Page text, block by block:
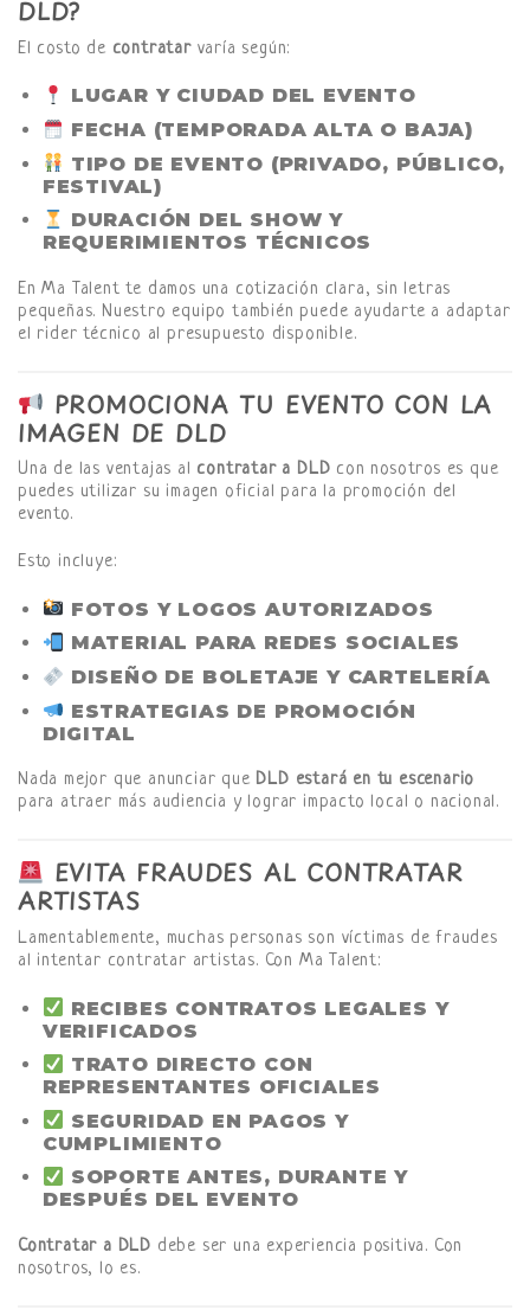
DLD?
El costo de contratarvaría según:
LUGAR Y CIUDAD DEL EVENTO
FECHA (TEMPORADA ALTA O BAJA)
TIPO DE EVENTO (PRIVADO, PÚBLICO,
FESTIVAL)
DURACIÓN DEL SHOW Y
REQUERIMIENTOS TÉCNICOS
En Ma Talent te damos una cotización clara, sin letras
pequeñas. Nuestro equipo también puede ayudarte a adaptar
el rider técnico al presupuesto disponible.
PROMOCIONA TU EVENTO CON LA
IMAGEN DE DLD
Una de las ventajas al contratar a DLD con nosotros es que
puedes utilizar su imagen oficial para la promoción del
evento.
Esto incluye:
FOTOS Y LOGOS AUTORIZADOS
MATERIAL PARA REDES SOCIALES
DISEÑO DE BOLETAJE Y CARTELERÍA
ESTRATEGIAS DE PROMOCIÓN
DIGITAL
Nada mejor que anunciar que DLD estará en tu escenario
para atraer más audiencia y lograr impacto local o nacional.
EVITA FRAUDES AL CONTRATAR
ARTISTAS
Lamentablemente, muchas personas son víctimas de fraudes
al intentar contratar artistas. Con Ma Talent:
RECIBES CONTRATOS LEGALES Y
VERIFICADOS
TRATO DIRECTO CON
REPRESENTANTES OFICIALES
SEGURIDAD EN PAGOS Y
CUMPLIMIENTO
SOPORTE ANTES, DURANTE Y
DESPUÉS DEL EVENTO
Contratar a DLD debe ser una experiencia positiva. Con
nosotros, lo es.